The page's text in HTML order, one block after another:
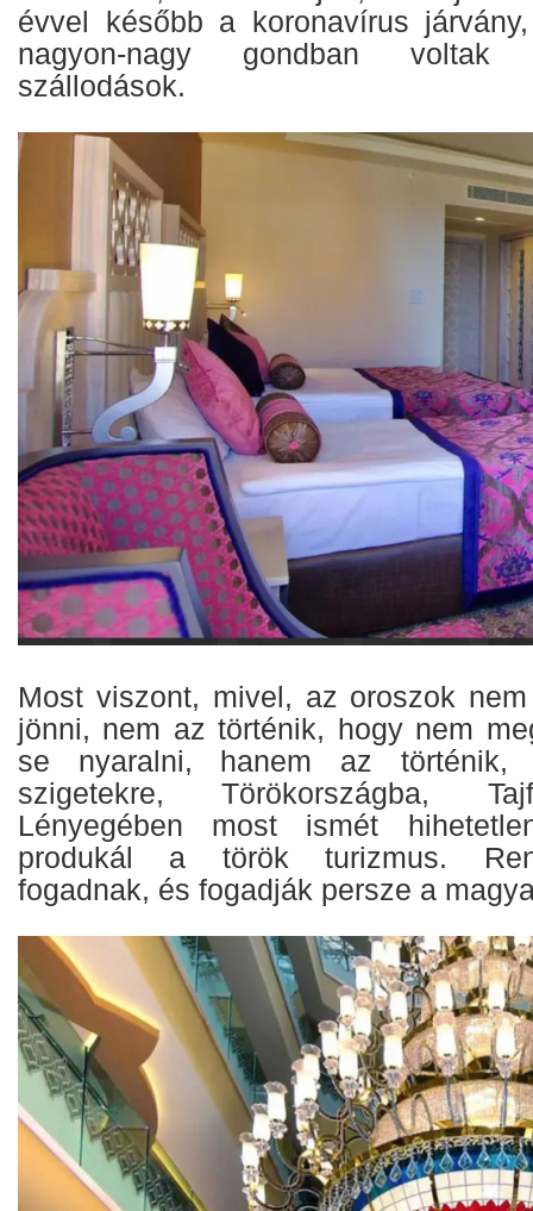
évvel később a koronavírus
nagyon-nagy gondban voltak
szállodások.
Most viszont, mivel, az oroszok
jönni, nem az történik, hogy nem
se nyaralni, hanem az
szigetekre, Törökországba,
Lényegében most ismét
produkál a török turizmus.
fogadnak, és fogadják persze a